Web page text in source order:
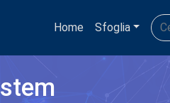
Home Sfoglia